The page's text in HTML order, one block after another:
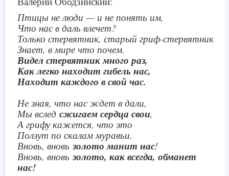
Птицы не люди — и не понять им,
Что нас в даль влечет?
Только стервятник, старый гриф-стервятник
Знает, в мире что почем.
Видел стервятник много раз,
Как легко находит гибель нас,
Находит каждого в свой час.
Не зная, что нас ждет в дали,
Мы вслед сжигаем сердца свои,
А грифу кажется, что это
Ползут по скалам муравьи.
Вновь, вновьзолото манит нас!
Вновь, вновьзолото, как всегда, обманет
нас!